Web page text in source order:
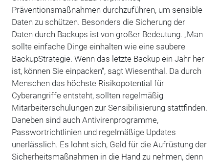
Präventionsmaßnahmen durchzuführen, um sensible
Daten zu schützen. Besonders die Sicherung der
Daten durch Backups ist von großer Bedeutung. „Man
sollte einfache Dinge einhalten wie eine saubere
BackupStrategie. Wenn das letzte Backup ein Jahr her
ist, können Sie einpacken“, sagt Wiesenthal. Da durch
Menschen das höchste Risikopotential für
Cyberangriffe entsteht, sollten regelmäßig
Mitarbeiterschulungen zur Sensibilisierung stattfinden.
Daneben sind auch Antivirenprogramme,
Passwortrichtlinien und regelmäßige Updates
unerlässlich. Es lohnt sich, Geld für die Aufrüstung der
Sicherheitsmaßnahmen in die Hand zu nehmen, denn